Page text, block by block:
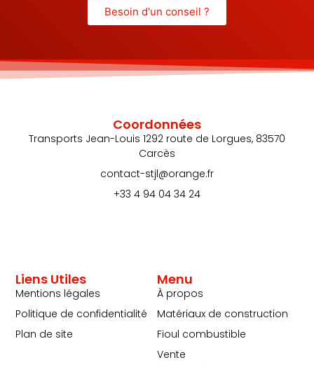
Besoin d'un conseil ?
Menu
À propos
Matériaux de construction
Fioul combustible
Vente
Liens Utiles
Mentions légales
Politique de confidentialité
Plan de site
Coordonnées
Transports Jean-Louis 1292 route de Lorgues, 83570
Carcès
contact-stjl@orange.fr
+33 4 94 04 34 24